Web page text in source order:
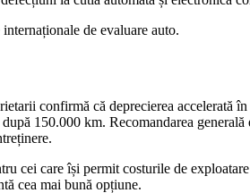
de evaluare auto.
confirmă că deprecierea accelerată
150.000 km. Recomandarea
cei care își permit costurile de
cea mai bună opțiune.